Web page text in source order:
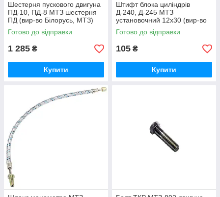
Шестерня пускового двигуна
ПД-10, ПД-8 МТЗ шестерня
ПД (вир-во Білорусь, МТЗ)
50-1024092-2А /
5010240922А
Готово до відправки
1 285 ₴
Купити
Штифт блока циліндрів
Д-240, Д-245 МТЗ
установочний 12х30 (вир-во
Україна) 50-1002034 / 50-
1002034-А
Готово до відправки
105 ₴
Купити